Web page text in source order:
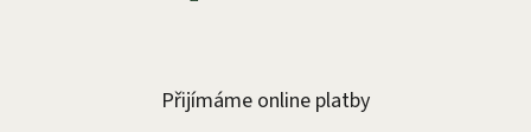
Přijímáme online platby